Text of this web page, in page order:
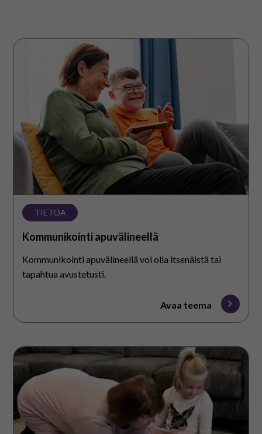
Saavutettavuus
På svenska
In English
Kommunikointi
apuvälineellä
TIETOA
Kommunikointi apuvälineellä
Kommunikointi apuvälineellä voi olla itsenäistä tai
tapahtua avustetusti.
Avaa teema
Kommunikointitaulut
kansiot